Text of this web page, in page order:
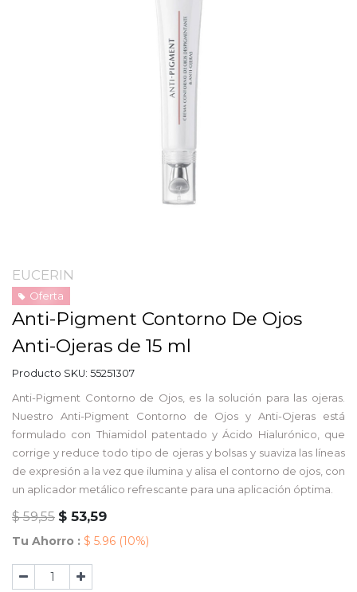
EUCERIN
Oferta
Anti-Pigment Contorno De Ojos
Anti-Ojeras de 15 ml
Producto SKU: 55251307
Anti-Pigment Contorno de Ojos, es la solución para las ojeras.
Nuestro Anti-Pigment Contorno de Ojos y Anti-Ojeras está
formulado con Thiamidol patentado y Ácido Hialurónico, que
corrige y reduce todo tipo de ojeras y bolsas y suaviza las líneas
de expresión a la vez que ilumina y alisa el contorno de ojos, con
un aplicador metálico refrescante para una aplicación óptima.
$59,55 $ 53,59
Tu Ahorro : $ 5.96 (10%)